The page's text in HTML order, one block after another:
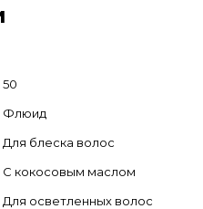
высушиванием или на
уделяя особое
Dimethiconol, Parfum
Bumetrizole, Cocos
(D&C GREEN 6)
50
Флюид
Для блеска волос
С кокосовым маслом
Для осветленных волос